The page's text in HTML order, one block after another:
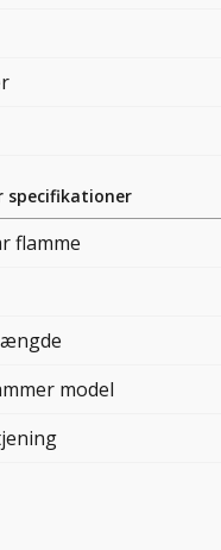
specifikationer
flamme
model